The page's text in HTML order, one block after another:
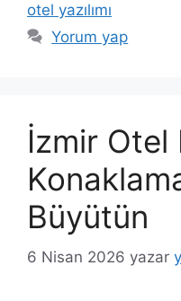
otel yazılımı
Yorum yap
İzmir Otel
Büyütün
6 Nisan 2026 yazar